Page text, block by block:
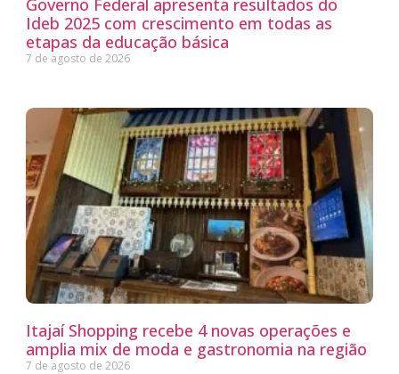
Governo Federal apresenta resultados do
Ideb 2025 com crescimento em todas as
etapas da educação básica
7 de agosto de 2026
Itajaí Shopping recebe 4 novas operações e
amplia mix de moda e gastronomia na região
7 de agosto de 2026